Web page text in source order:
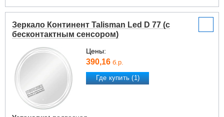
Зеркало Континент Talisman Led D 77 (с
бесконтактным сенсором)
Цены:
390,16 б.р.
Где купить (1)